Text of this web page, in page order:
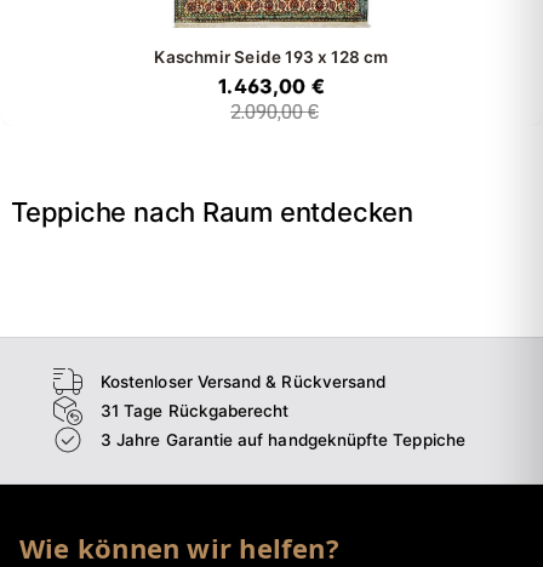
Kaschmir Seide 193 x 128 cm
1.463,00 €
2.090,00 €
Teppiche nach Raum entdecken
Wohnzimmer
Kostenloser Versand & Rückversand
31 Tage Rückgaberecht
3 Jahre Garantie auf handgeknüpfte Teppiche
Wie können wir helfen?